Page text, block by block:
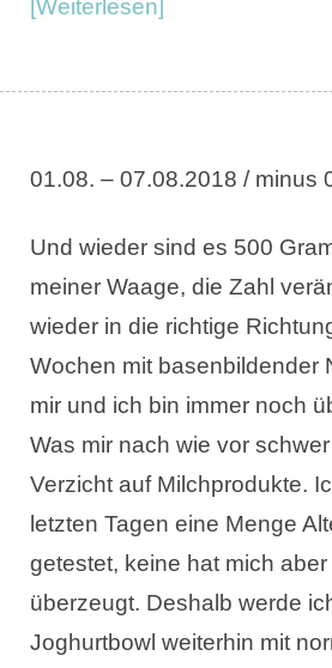
[Weiterlesen]
01.08. – 07.08.2018 / minus
Und wieder sind es 500
meiner Waage, die Zahl
wieder in die richtige
Wochen mit basenbildender
mir und ich bin immer noch
Was mir nach wie vor
Verzicht auf Milchprodukte.
letzten Tagen eine Menge
getestet, keine hat mich
überzeugt. Deshalb werde
Joghurtbowl weiterhin mit